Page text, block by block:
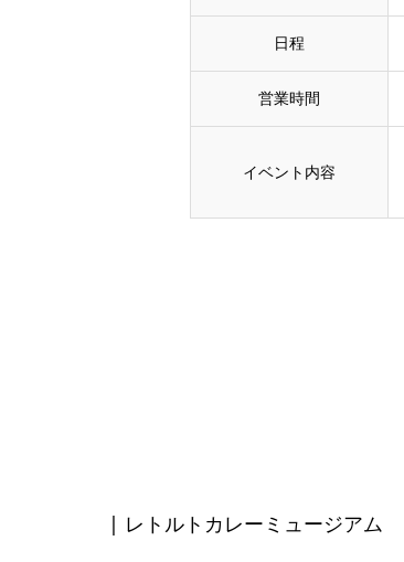
日程
営業時間
イベント内容
| レトルトカレーミュージアム